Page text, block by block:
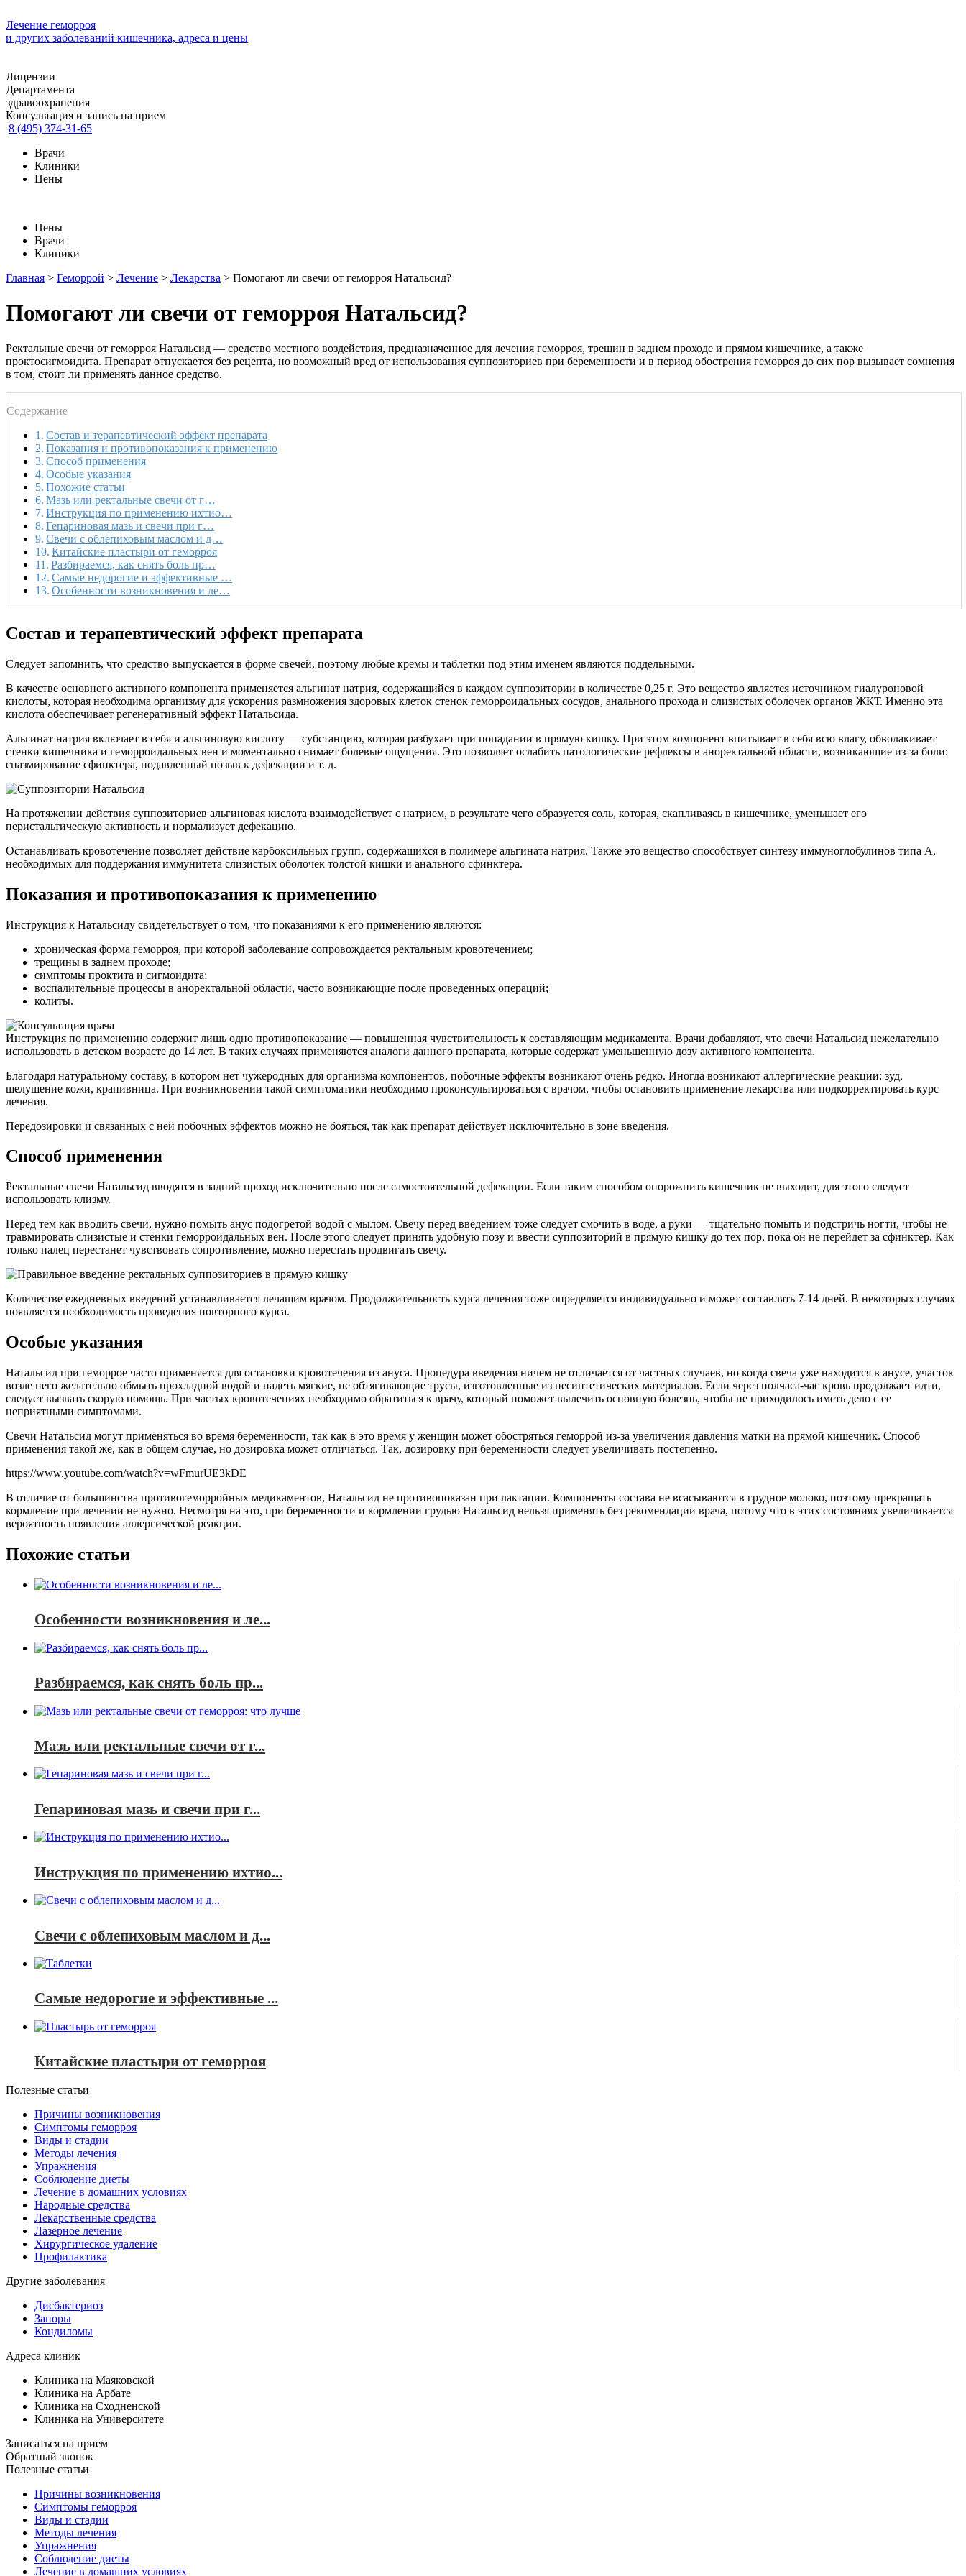
Лечение геморроя
и других заболеваний кишечника, адреса и цены
Лицензии
Департамента
здравоохранения
Консультация и запись на прием
8 (495) 374-31-65
Врачи
Клиники
Цены
Цены
Врачи
Клиники
Главная > Геморрой > Лечение > Лекарства > Помогают ли свечи от геморроя Натальсид?
Помогают ли свечи от геморроя Натальсид?
Ректальные свечи от геморроя Натальсид — средство местного воздействия, предназначенное для лечения геморроя, трещин в заднем проходе и прямом кишечнике, а также
проктосигмоидита. Препарат отпускается без рецепта, но возможный вред от использования суппозиториев при беременности и в период обострения геморроя до сих пор вызывает сомнения
в том, стоит ли применять данное средство.
Содержание
Состав и терапевтический эффект препарата
Показания и противопоказания к применению
Способ применения
Особые указания
Похожие статьи
Мазь или ректальные свечи от г…
Инструкция по применению ихтио…
Гепариновая мазь и свечи при г…
Свечи с облепиховым маслом и д…
Китайские пластыри от геморроя
Разбираемся, как снять боль пр…
Самые недорогие и эффективные …
Особенности возникновения и ле…
Состав и терапевтический эффект препарата
Следует запомнить, что средство выпускается в форме свечей, поэтому любые кремы и таблетки под этим именем являются поддельными.
В качестве основного активного компонента применяется альгинат натрия, содержащийся в каждом суппозитории в количестве 0,25 г. Это вещество является источником гиалуроновой
кислоты, которая необходима организму для ускорения размножения здоровых клеток стенок геморроидальных сосудов, анального прохода и слизистых оболочек органов ЖКТ. Именно эта
кислота обеспечивает регенеративный эффект Натальсида.
Альгинат натрия включает в себя и альгиновую кислоту — субстанцию, которая разбухает при попадании в прямую кишку. При этом компонент впитывает в себя всю влагу, обволакивает
стенки кишечника и геморроидальных вен и моментально снимает болевые ощущения. Это позволяет ослабить патологические рефлексы в аноректальной области, возникающие из-за боли:
спазмирование сфинктера, подавленный позыв к дефекации и т. д.
На протяжении действия суппозиториев альгиновая кислота взаимодействует с натрием, в результате чего образуется соль, которая, скапливаясь в кишечнике, уменьшает его
перистальтическую активность и нормализует дефекацию.
Останавливать кровотечение позволяет действие карбоксильных групп, содержащихся в полимере альгината натрия. Также это вещество способствует синтезу иммуноглобулинов типа A,
необходимых для поддержания иммунитета слизистых оболочек толстой кишки и анального сфинктера.
Показания и противопоказания к применению
Инструкция к Натальсиду свидетельствует о том, что показаниями к его применению являются:
хроническая форма геморроя, при которой заболевание сопровождается ректальным кровотечением;
трещины в заднем проходе;
симптомы проктита и сигмоидита;
воспалительные процессы в аноректальной области, часто возникающие после проведенных операций;
колиты.
Инструкция по применению содержит лишь одно противопоказание — повышенная чувствительность к составляющим медикамента. Врачи добавляют, что свечи Натальсид нежелательно
использовать в детском возрасте до 14 лет. В таких случаях применяются аналоги данного препарата, которые содержат уменьшенную дозу активного компонента.
Благодаря натуральному составу, в котором нет чужеродных для организма компонентов, побочные эффекты возникают очень редко. Иногда возникают аллергические реакции: зуд,
шелушение кожи, крапивница. При возникновении такой симптоматики необходимо проконсультироваться с врачом, чтобы остановить применение лекарства или подкорректировать курс
лечения.
Передозировки и связанных с ней побочных эффектов можно не бояться, так как препарат действует исключительно в зоне введения.
Способ применения
Ректальные свечи Натальсид вводятся в задний проход исключительно после самостоятельной дефекации. Если таким способом опорожнить кишечник не выходит, для этого следует
использовать клизму.
Перед тем как вводить свечи, нужно помыть анус подогретой водой с мылом. Свечу перед введением тоже следует смочить в воде, а руки — тщательно помыть и подстричь ногти, чтобы не
травмировать слизистые и стенки геморроидальных вен. После этого следует принять удобную позу и ввести суппозиторий в прямую кишку до тех пор, пока он не перейдет за сфинктер. Как
только палец перестанет чувствовать сопротивление, можно перестать продвигать свечу.
Количестве ежедневных введений устанавливается лечащим врачом. Продолжительность курса лечения тоже определяется индивидуально и может составлять 7-14 дней. В некоторых случаях
появляется необходимость проведения повторного курса.
Особые указания
Натальсид при геморрое часто применяется для остановки кровотечения из ануса. Процедура введения ничем не отличается от частных случаев, но когда свеча уже находится в анусе, участок
возле него желательно обмыть прохладной водой и надеть мягкие, не обтягивающие трусы, изготовленные из несинтетических материалов. Если через полчаса-час кровь продолжает идти,
следует вызвать скорую помощь. При частых кровотечениях необходимо обратиться к врачу, который поможет вылечить основную болезнь, чтобы не приходилось иметь дело с ее
неприятными симптомами.
Свечи Натальсид могут применяться во время беременности, так как в это время у женщин может обостряться геморрой из-за увеличения давления матки на прямой кишечник. Способ
применения такой же, как в общем случае, но дозировка может отличаться. Так, дозировку при беременности следует увеличивать постепенно.
https://www.youtube.com/watch?v=wFmurUE3kDE
В отличие от большинства противогеморройных медикаментов, Натальсид не противопоказан при лактации. Компоненты состава не всасываются в грудное молоко, поэтому прекращать
кормление при лечении не нужно. Несмотря на это, при беременности и кормлении грудью Натальсид нельзя применять без рекомендации врача, потому что в этих состояниях увеличивается
вероятность появления аллергической реакции.
Похожие статьи
Особенности возникновения и ле...
Разбираемся, как снять боль пр...
Мазь или ректальные свечи от г...
Гепариновая мазь и свечи при г...
Инструкция по применению ихтио...
Свечи с облепиховым маслом и д...
Самые недорогие и эффективные ...
Китайские пластыри от геморроя
Полезные статьи
Причины возникновения
Симптомы геморроя
Виды и стадии
Методы лечения
Упражнения
Соблюдение диеты
Лечение в домашних условиях
Народные средства
Лекарственные средства
Лазерное лечение
Хирургическое удаление
Профилактика
Другие заболевания
Дисбактериоз
Запоры
Кондиломы
Адреса клиник
Клиника на Маяковской
Клиника на Арбате
Клиника на Сходненской
Клиника на Университете
Записаться на прием
Обратный звонок
Полезные статьи
Причины возникновения
Симптомы геморроя
Виды и стадии
Методы лечения
Упражнения
Соблюдение диеты
Лечение в домашних условиях